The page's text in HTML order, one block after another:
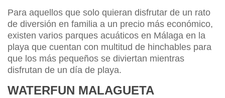
Para aquellos que solo quieran disfrutar de un rato
de diversión en familia a un precio más económico,
existen varios parques acuáticos en Málaga en la
playa que cuentan con multitud de hinchables para
que los más pequeños se diviertan mientras
disfrutan de un día de playa.
WATERFUN MALAGUETA